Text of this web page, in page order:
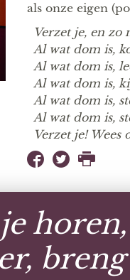
als onze eigen
Verzet je, en zo
Al wat dom is,
Al wat dom is,
Al wat dom is,
Al wat dom is,
Al wat dom is,
Verzet je! Wees